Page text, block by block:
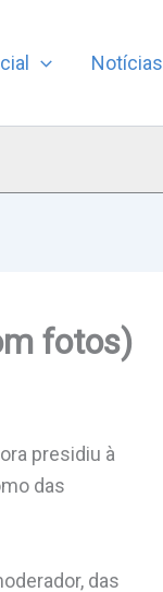
Notícias
fotos)
presidiu à
das
das